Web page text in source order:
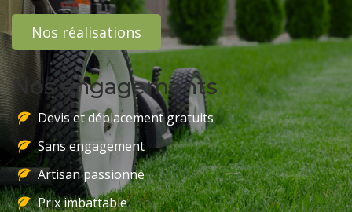
Nos réalisations
Nos engagements
Devis et déplacement gratuits
Sans engagement
Artisan passionné
Prix imbattable